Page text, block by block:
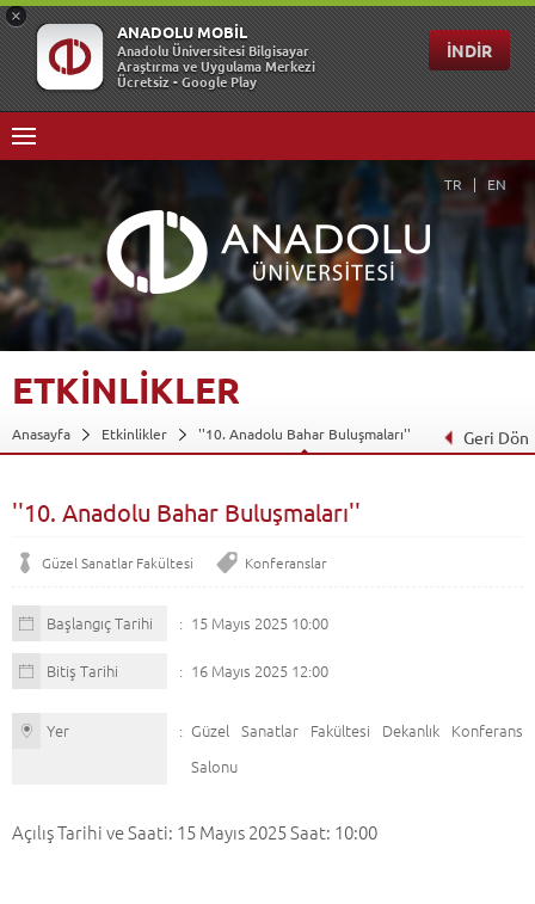
TR EN
ETKİNLİKLER
Anasayfa Etkinlikler ''10. Anadolu Bahar Buluşmaları'' Geri Dön
''10. Anadolu Bahar Buluşmaları''
Güzel Sanatlar Fakültesi Konferanslar
Başlangıç Tarihi 15 Mayıs 2025 10:00
Bitiş Tarihi 16 Mayıs 2025 12:00
Yer
Güzel Sanatlar Fakültesi Dekanlık Konferans
Salonu
Açılış Tarihi ve Saati: 15 Mayıs 2025 Saat: 10:00